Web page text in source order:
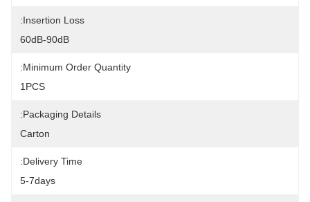
Insertion Loss:
60dB-90dB
Minimum Order Quantity:
1PCS
Packaging Details:
Carton
Delivery Time:
5-7days